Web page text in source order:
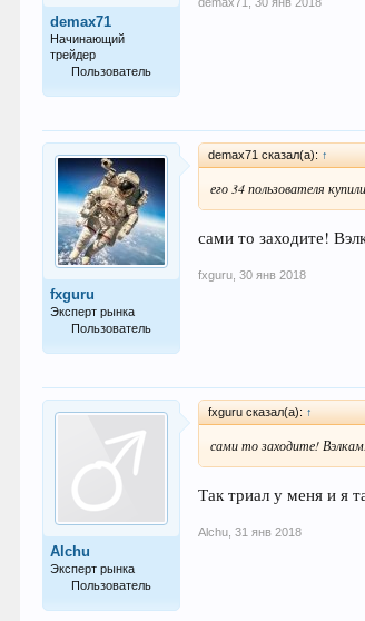
demax71
Начинающий
трейдер
Пользователь
fxguru
Эксперт рынка
Пользователь
demax71 сказал(а): ↑
его 34 пользователя
сами то заходите!
fxguru 30 янв 2018
Alchu
Эксперт рынка
Пользователь
fxguru сказал(а): ↑
сами то заходите!
Так триал у меня и я
Alchu 31 янв 2018